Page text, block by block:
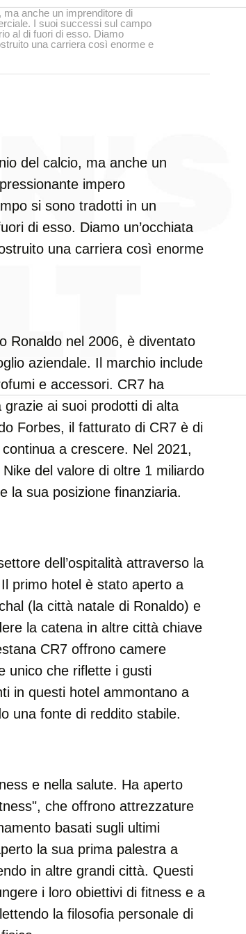
anche un imprenditore di
I suoi successi sul campo
al di fuori di esso. Diamo
una carriera così enorme e
del calcio, ma anche un
impero
si sono tradotti in un
di esso. Diamo un’occhiata
una carriera così enorme
Ronaldo nel 2006, è diventato
aziendale. Il marchio include
e accessori. CR7 ha
ai suoi prodotti di alta
Forbes, il fatturato di CR7 è di
a crescere. Nel 2021,
del valore di oltre 1 miliardo
la sua posizione finanziaria.
dell’ospitalità attraverso la
primo hotel è stato aperto a
(la città natale di Ronaldo) e
la catena in altre città chiave
CR7 offrono camere
unico che riflette i gusti
in questi hotel ammontano a
una fonte di reddito stabile.
e nella salute. Ha aperto
che offrono attrezzature
basati sugli ultimi
la sua prima palestra a
in altre grandi città. Questi
i loro obiettivi di fitness e a
la filosofia personale di